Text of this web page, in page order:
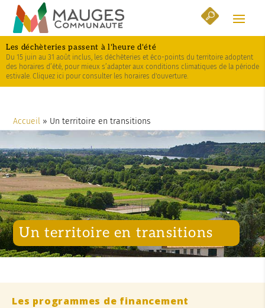
Skip
Aller
navigation
Plan
Les déchèteries passent à l'heure d'été
Du 15 juin au 31 août inclus, les déchèteries et éco-points du territoire adoptent
des horaires d’été, pour mieux s’adapter aux conditions climatiques de la période
estivale. Cliquez ici pour consulter les horaires d'ouverture.
Accueil » Un territoire en transitions
Un territoire en transitions
Les programmes de financement